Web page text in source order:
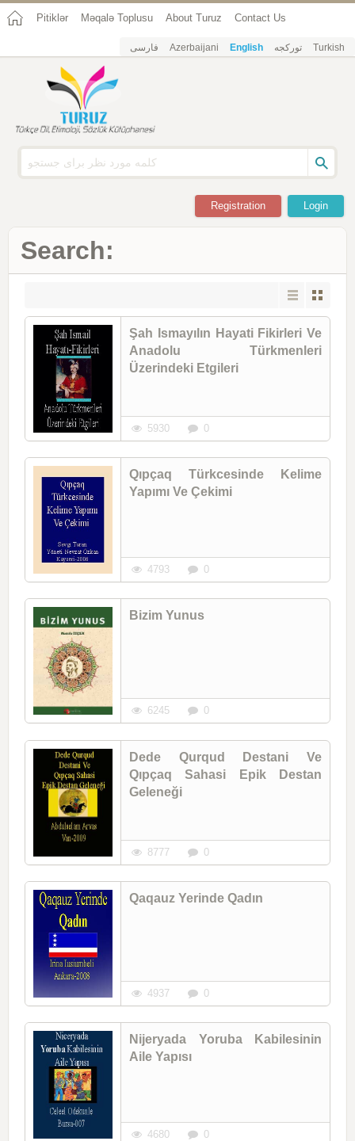
Pitiklər Məqalə Toplusu About Turuz Contact Us
فارسی Azerbaijani English تورکجه Turkish
Login
Registration
Search:
Şah Ismayılın Hayati Fikirleri Ve
Anadolu Türkmenleri
Üzerindeki Etgileri
5930 0
Qıpçaq Türkcesinde Kelime
Yapımı Ve Çekimi
4793 0
Bizim Yunus
6245 0
Dede Qurqud Destani Ve
Qıpçaq Sahasi Epik Destan
Geleneği
8777 0
Qaqauz Yerinde Qadın
4937 0
Nijeryada Yoruba Kabilesinin
Aile Yapısı
4680 0